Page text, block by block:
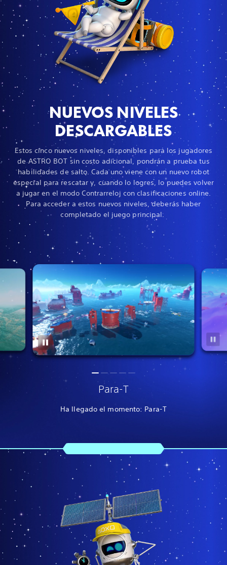
NUEVOS NIVELES
DESCARGABLES
Estos cinco nuevos niveles, disponibles para los jugadores
de ASTRO BOT sin costo adicional, pondrán a prueba tus
habilidades de salto. Cada uno viene con un nuevo robot
especial para rescatar y, cuando lo logres, lo puedes volver
a jugar en el modo Contrarreloj con clasificaciones online.
Para acceder a estos nuevos niveles, deberás haber
completado el juego principal.
Para-T
Ha llegado el momento: Para-T